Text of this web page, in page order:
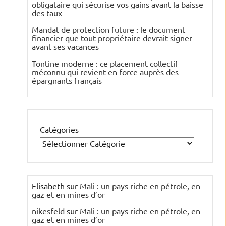
obligataire qui sécurise vos gains avant la baisse
des taux
Mandat de protection future : le document
financier que tout propriétaire devrait signer
avant ses vacances
Tontine moderne : ce placement collectif
méconnu qui revient en force auprès des
épargnants français
Catégories
Elisabeth sur Mali : un pays riche en pétrole, en
gaz et en mines d’or
nikesfeld sur Mali : un pays riche en pétrole, en
gaz et en mines d’or